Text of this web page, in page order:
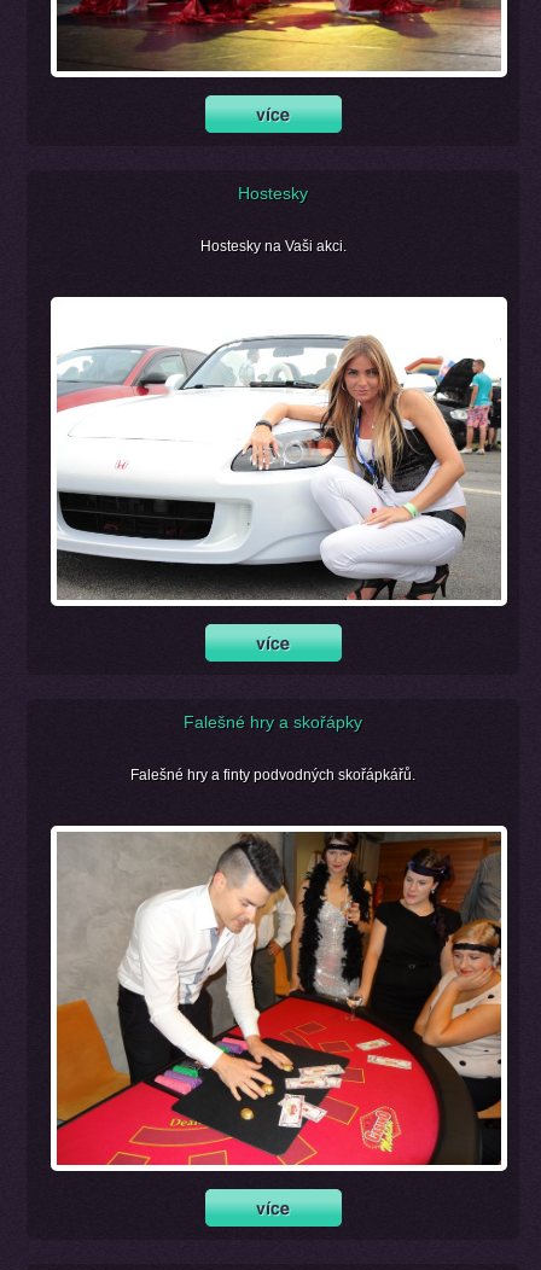
Hostesky
Hostesky na Vaši akci.
Falešné hry a skořápky
Falešné hry a finty podvodných skořápkářů.